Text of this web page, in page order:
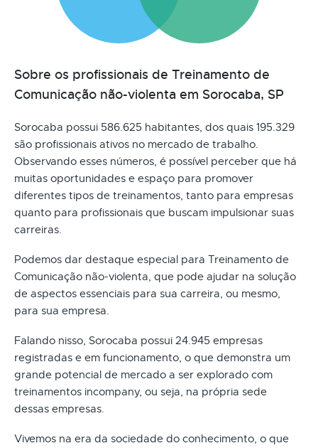
Sobre os profissionais de Treinamento de
Comunicação não-violenta em Sorocaba, SP
Sorocaba possui 586.625 habitantes, dos quais 195.329
são profissionais ativos no mercado de trabalho.
Observando esses números, é possível perceber que há
muitas oportunidades e espaço para promover
diferentes tipos de treinamentos, tanto para empresas
quanto para profissionais que buscam impulsionar suas
carreiras.
Podemos dar destaque especial para Treinamento de
Comunicação não-violenta, que pode ajudar na solução
de aspectos essenciais para sua carreira, ou mesmo,
para sua empresa.
Falando nisso, Sorocaba possui 24.945 empresas
registradas e em funcionamento, o que demonstra um
grande potencial de mercado a ser explorado com
treinamentos incompany, ou seja, na própria sede
dessas empresas.
Vivemos na era da sociedade do conhecimento, o que